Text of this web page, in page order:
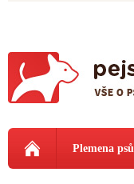
Plemena psů